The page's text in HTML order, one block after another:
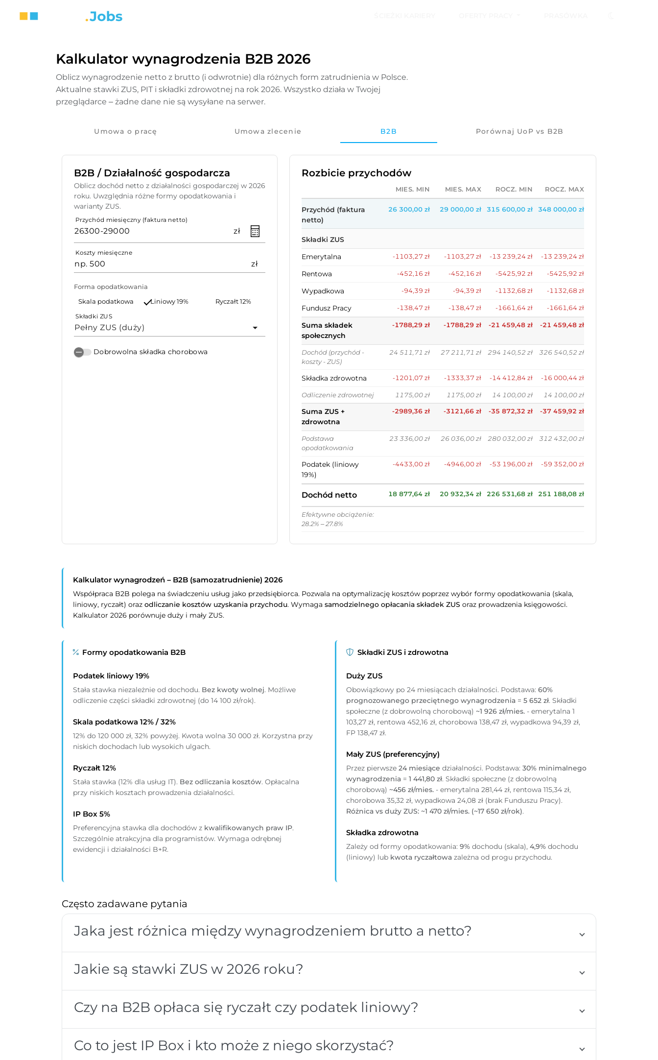
Kalkulator wynagrodzenia B2B 2026
Oblicz wynagrodzenie netto z brutto (i odwrotnie) dla różnych form zatrudnienia w Polsce.
Aktualne stawki ZUS, PIT i składki zdrowotnej na rok 2026. Wszystko działa w Twojej
przeglądarce – żadne dane nie są wysyłane na serwer.
Umowa o pracę Umowa zlecenie B2B Porównaj UoP vs B2B
B2B / Działalność gospodarcza
Oblicz dochód netto z działalności gospodarczej w 2026
roku. Uwzględnia różne formy opodatkowania i
warianty ZUS.
Przychód miesięczny (faktura netto)
zł
Koszty miesięczne
zł
Forma opodatkowania
Skala podatkowa
Liniowy 19% Ryczałt 12%
Składki ZUS
Pełny ZUS (duży)
Dobrowolna składka chorobowa
Rozbicie przychodów
MIES. MIN MIES. MAX ROCZ. MIN ROCZ. MAX
Przychód (faktura
netto)
26 300,00 zł 29 000,00 zł 315 600,00 zł 348 000,00 zł
Składki ZUS
Emerytalna
-1103,27 zł -1103,27 zł -13 239,24 zł -13 239,24 zł
Rentowa -452,16 zł -452,16 zł -5425,92 zł -5425,92 zł
Wypadkowa -94,39 zł -94,39 zł -1132,68 zł -1132,68 zł
Fundusz Pracy -138,47 zł -138,47 zł -1661,64 zł -1661,64 zł
Suma składek
społecznych
-1788,29 zł -1788,29 zł -21 459,48 zł -21 459,48 zł
Dochód (przychód -
koszty - ZUS)
24 511,71 zł 27 211,71 zł 294 140,52 zł 326 540,52 zł
Składka zdrowotna -1201,07 zł -1333,37 zł -14 412,84 zł -16 000,44 zł
Odliczenie zdrowotnej 1175,00 zł 1175,00 zł 14 100,00 zł 14 100,00 zł
Suma ZUS +
zdrowotna
-2989,36 zł -3121,66 zł -35 872,32 zł -37 459,92 zł
Podstawa
opodatkowania
23 336,00 zł 26 036,00 zł 280 032,00 zł 312 432,00 zł
Podatek (liniowy
19%)
-4433,00 zł -4946,00 zł -53 196,00 zł -59 352,00 zł
Dochód netto 18 877,64 zł 20 932,34 zł 226 531,68 zł 251 188,08 zł
Efektywne obciążenie:
28.2% – 27.8%
Kalkulator wynagrodzeń – B2B (samozatrudnienie) 2026
Współpraca B2B polega na świadczeniu usług jako przedsiębiorca. Pozwala na optymalizację kosztów poprzez wybór formy opodatkowania (skala,
liniowy, ryczałt) oraz odliczanie kosztów uzyskania przychodu. Wymaga samodzielnego opłacania składek ZUS oraz prowadzenia księgowości.
Kalkulator 2026 porównuje duży i mały ZUS.
Formy opodatkowania B2B
Podatek liniowy 19%
Stała stawka niezależnie od dochodu. Bez kwoty wolnej. Możliwe
odliczenie części składki zdrowotnej (do 14 100 zł/rok).
Skala podatkowa 12% / 32%
12% do 120 000 zł, 32% powyżej. Kwota wolna 30 000 zł. Korzystna przy
niskich dochodach lub wysokich ulgach.
Ryczałt 12%
Stała stawka (12% dla usług IT). Bez odliczania kosztów. Opłacalna
przy niskich kosztach prowadzenia działalności.
IP Box 5%
Preferencyjna stawka dla dochodów z kwalifikowanych praw IP.
Szczególnie atrakcyjna dla programistów. Wymaga odrębnej
ewidencji i działalności B+R.
Składki ZUS i zdrowotna
Duży ZUS
Obowiązkowy po 24 miesiącach działalności. Podstawa: 60%
prognozowanego przeciętnego wynagrodzenia = 5 652 zł. Składki
społeczne (z dobrowolną chorobową) ~1 926 zł/mies. - emerytalna 1
103,27 zł, rentowa 452,16 zł, chorobowa 138,47 zł, wypadkowa 94,39 zł,
FP 138,47 zł.
Mały ZUS (preferencyjny)
Przez pierwsze 24 miesiące działalności. Podstawa: 30% minimalnego
wynagrodzenia = 1 441,80 zł. Składki społeczne (z dobrowolną
chorobową) ~456 zł/mies. - emerytalna 281,44 zł, rentowa 115,34 zł,
chorobowa 35,32 zł, wypadkowa 24,08 zł (brak Funduszu Pracy).
Różnica vs duży ZUS: ~1 470 zł/mies. (~17 650 zł/rok).
Składka zdrowotna
Zależy od formy opodatkowania: 9% dochodu (skala), 4,9% dochodu
(liniowy) lub kwota ryczałtowa zależna od progu przychodu.
Często zadawane pytania
Jaka jest różnica między wynagrodzeniem brutto a netto?
Jakie są stawki ZUS w 2026 roku?
Czy na B2B opłaca się ryczałt czy podatek liniowy?
Co to jest IP Box i kto może z niego skorzystać?